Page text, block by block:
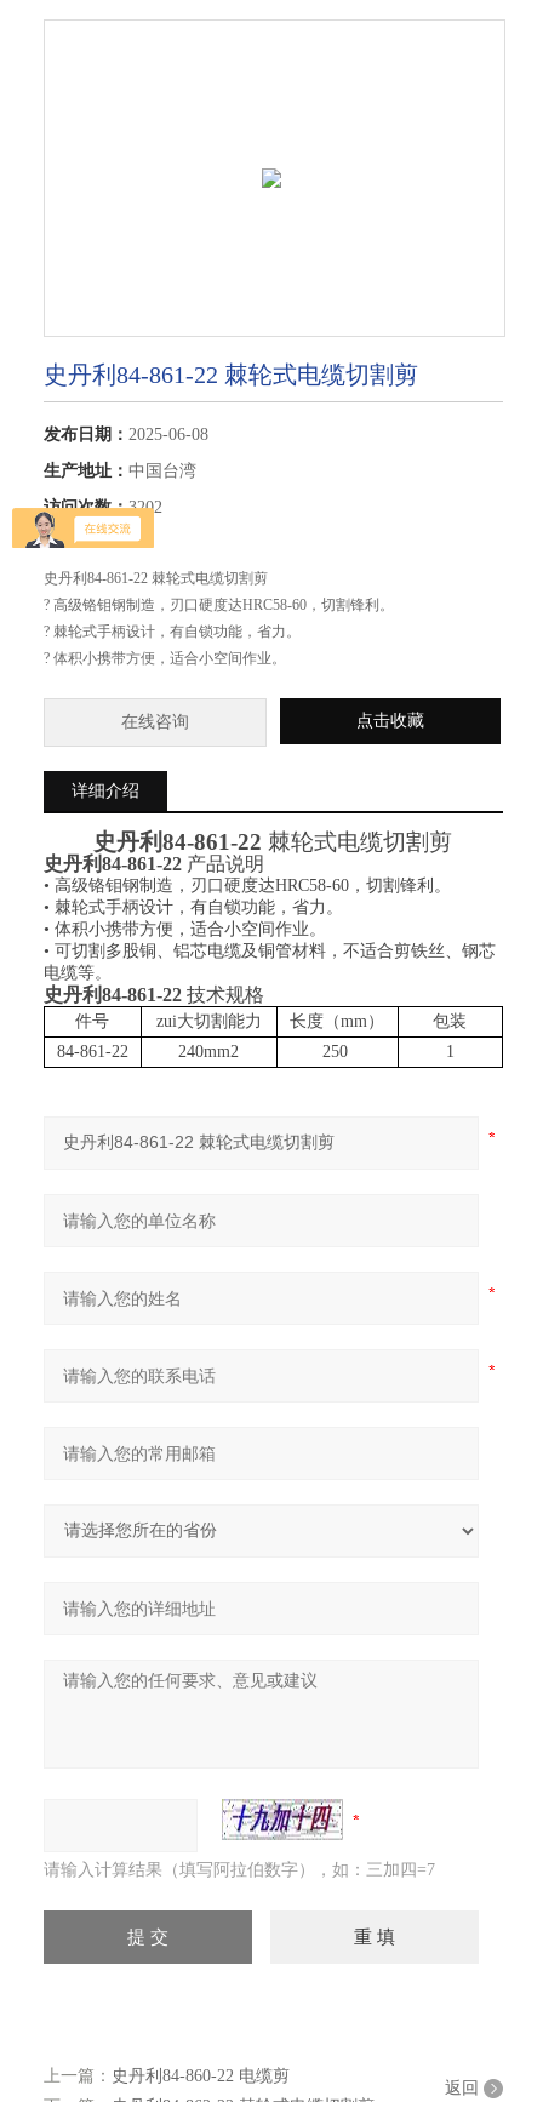
史丹利84-861-22 棘轮式电缆切割剪
发布日期： 2025-06-08
生产地址： 中国台湾
访问次数：3202
简要描述：
史丹利84-861-22 棘轮式电缆切割剪
? 高级铬钼钢制造，刃口硬度达HRC58-60，切割锋利。
? 棘轮式手柄设计，有自锁功能，省力。
? 体积小携带方便，适合小空间作业。
在线咨询 点击收藏
详细介绍
史丹利84-861-22 棘轮式电缆切割剪
史丹利84-861-22 产品说明
• 高级铬钼钢制造，刃口硬度达HRC58-60，切割锋利。
• 棘轮式手柄设计，有自锁功能，省力。
• 体积小携带方便，适合小空间作业。
• 可切割多股铜、铝芯电缆及铜管材料，不适合剪铁丝、钢芯
电缆等。
史丹利84-861-22 技术规格
件号 zui大切割能力 长度（mm）
包装
84-861-22
240mm2 250 1
请输入计算结果（填写阿拉伯数字），如：三加四=7
上一篇： 史丹利84-860-22 电缆剪
返回